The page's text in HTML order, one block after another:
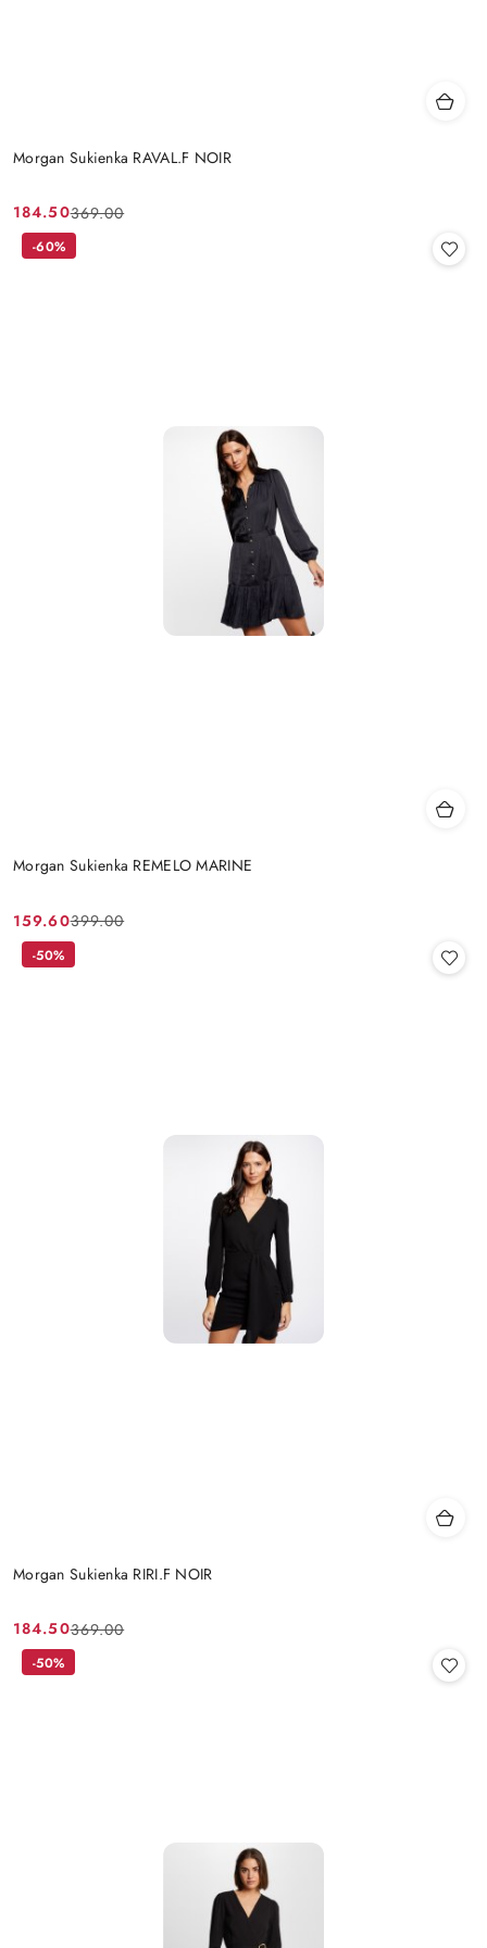
Morgan Sukienka RAVAL.F NOIR
Cena
promocyjna:
184.50
Cena
przed
369.00
Morgan Sukienka REMELO MARINE
Cena
promocyjna:
159.60
Cena
przed
399.00
-60%
Morgan Sukienka RIRI.F NOIR
Cena
promocyjna:
184.50
Cena
przed
369.00
-50%
-50%